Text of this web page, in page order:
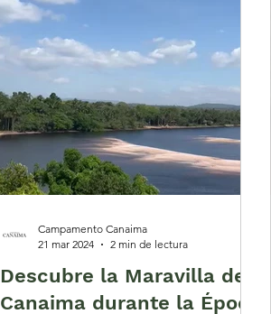
Descubre la Maravilla de
Canaima durante la Época
Campamento Canaima
21 mar 2024
2 min de lectura